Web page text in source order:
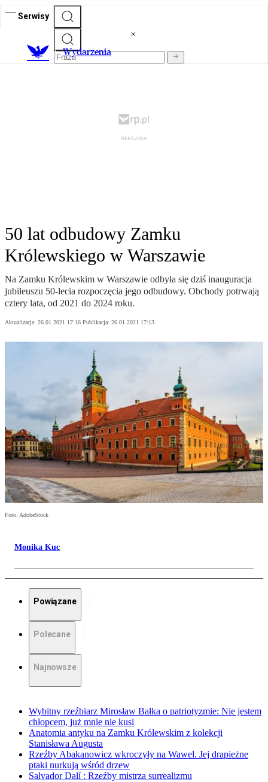
Serwisy
Wydarzenia
50 lat odbudowy Zamku
Królewskiego w Warszawie
Na Zamku Królewskim w Warszawie odbyła się dziś inauguracja
jubileuszu 50-lecia rozpoczęcia jego odbudowy. Obchody potrwają
cztery lata, od 2021 do 2024 roku.
Aktualizacja: 26.01.2021 17:16 Publikacja: 26.01.2021 17:13
Foto: AdobeStock
Monika Kuc
Powiązane
Polecane
Najnowsze
Wybitny rzeźbiarz Mirosław Bałka o patriotyzmie: Nie jestem
chłopcem, już mnie nie kusi
Anatomia antyku na Zamku Królewskim z kolekcji
Stanisława Augusta
Rzeźby Abakanowicz wkroczyły na Wawel. Jej drapieżne
ptaki nurkują wśród drzew
Salvador Dalí : Rzeźby mistrza surrealizmu